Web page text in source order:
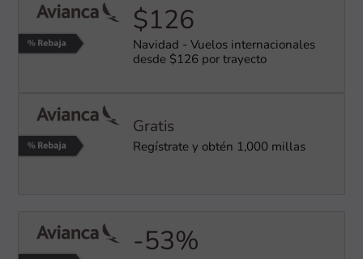
$126
Navidad - Vuelos internacionales
desde $126 por trayecto
Gratis
Regístrate y obtén 1,000 millas
-53%